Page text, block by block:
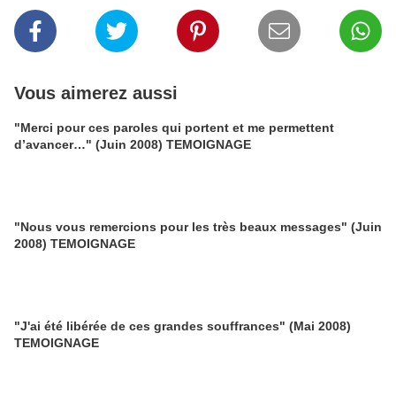
Vous aimerez aussi
"Merci pour ces paroles qui portent et me permettent
d’avancer…" (Juin 2008) TEMOIGNAGE
"Nous vous remercions pour les très beaux messages" (Juin
2008) TEMOIGNAGE
"J'ai été libérée de ces grandes souffrances" (Mai 2008)
TEMOIGNAGE